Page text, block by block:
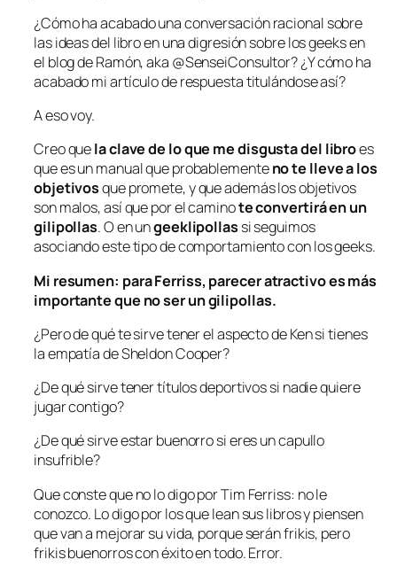
¿Cómo ha acabado una conversación racional sobre
las ideas del libro en una digresión sobre losgeeksen
el blog de Ramón, aka @SenseiConsultor? ¿Y cómo ha
acabado mi artículo de respuesta titulándose así?
A eso voy.
Creo quela clave de lo que me disgusta del libroes
que es un manual que probablementeno te lleve a los
objetivosque promete, y que además los objetivos
son malos, así que por el caminote convertirá en un
gilipollas. O en ungeeklipollas si seguimos
asociando este tipo de comportamiento con los geeks.
Mi resumen: para Ferriss, parecer atractivoes más
importante que no ser un gilipollas.
¿Pero de qué te sirve tener el aspecto de Ken si tienes
la empatía de Sheldon Cooper?
¿De qué sirve tener títulos deportivos si nadie quiere
jugar contigo?
¿De qué sirve estar buenorro si eres un capullo
insufrible?
Que conste que no lo digo por Tim Ferriss: no le
conozco. Lo digo por los que lean sus libros y piensen
que van a mejorar su vida, porque serán frikis, pero
frikisbuenorroscon éxito en todo. Error.